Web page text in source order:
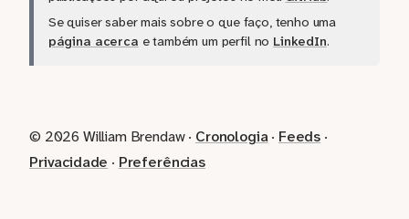
Se quiser saber mais sobre o que faço, tenho uma
página acerca e também um perfil no LinkedIn.
© 2026 William Brendaw · Cronologia· Feeds ·
Privacidade · Preferências